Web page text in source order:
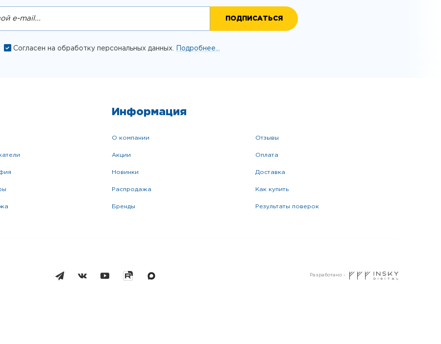
Согласен на обработку персональных данных. Подробнее...
Информация
о компании
акции
новинки
распродажа
бренды
отзывы
оплата
доставка
как купить
результаты поверок
Разработано -